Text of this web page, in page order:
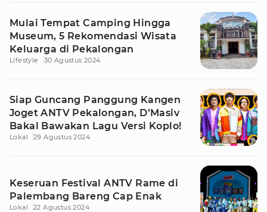
Mulai Tempat Camping Hingga
Museum, 5 Rekomendasi Wisata
Keluarga di Pekalongan
Lifestyle 30 Agustus 2024
Siap Guncang Panggung Kangen
Joget ANTV Pekalongan, D’Masiv
Bakal Bawakan Lagu Versi Koplo!
Lokal 29 Agustus 2024
Keseruan Festival ANTV Rame di
Palembang Bareng Cap Enak
Lokal 22 Agustus 2024